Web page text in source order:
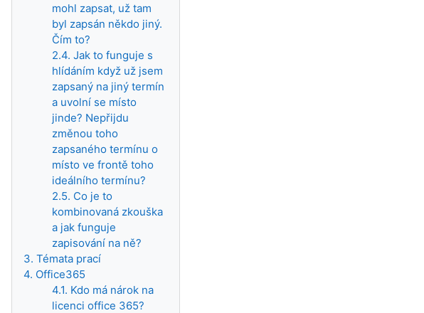
mohl zapsat, už tam
byl zapsán někdo jiný.
Čím to?
2.4. Jak to funguje s
hlídáním když už jsem
zapsaný na jiný termín
a uvolní se místo
jinde? Nepřijdu
změnou toho
zapsaného termínu o
místo ve frontě toho
ideálního termínu?
2.5. Co je to
kombinovaná zkouška
a jak funguje
zapisování na ně?
3. Témata prací
4. Office365
4.1. Kdo má nárok na
licenci office 365?